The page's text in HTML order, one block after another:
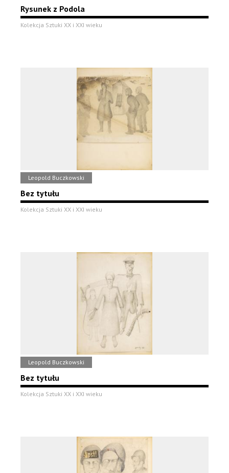
Rysunek z Podola
Kolekcja Sztuki XX i XXI wieku
Leopold Buczkowski
Bez tytułu
Kolekcja Sztuki XX i XXI wieku
Leopold Buczkowski
Bez tytułu
Kolekcja Sztuki XX i XXI wieku